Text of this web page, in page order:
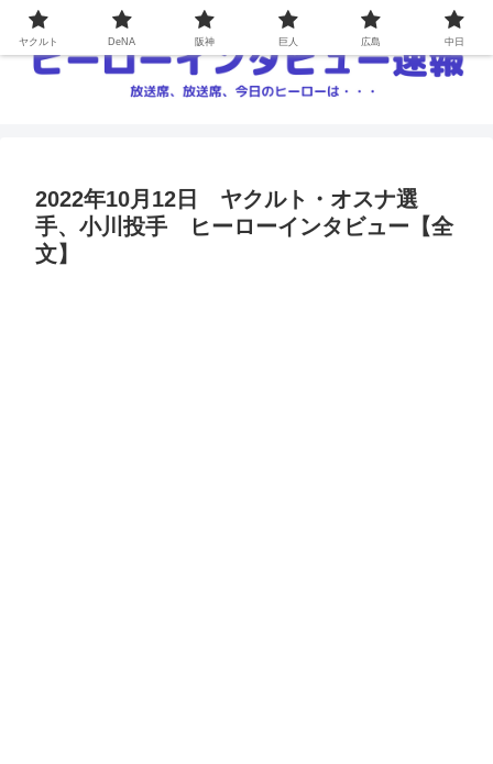
2022年10月12日 ヤクルト・オスナ選
手、小川投手 ヒーローインタビュー【全
文】
ヤクルト DeNA 阪神 巨人 広島 中日